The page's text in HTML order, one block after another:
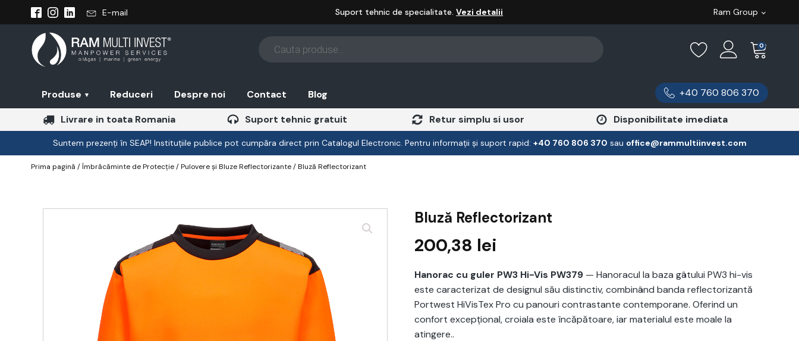
E-mail Suport tehnic de specialitate.Vezi detalii Ram Group
Products
search
0
Produse ▾ Reduceri Despre noi Contact Blog +40 760 806 370
Livrare in toata Romania Suport tehnic gratuit Retur simplu si usor Disponibilitate imediata
Suntem prezenți în SEAP! Instituțiile publice pot cumpăra direct prin Catalogul Electronic. Pentru informații și suport rapid: ‪+40 760 806 370 ‬ sau office@rammultiinvest.com
Prima pagină /Îmbrăcăminte de Protecție/Pulovere și Bluze Reflectorizante/ Bluză Reflectorizant
Bluză Reflectorizant
200,38 lei
Hanorac cu guler PW3 Hi-Vis PW379 — Hanoracul la baza gâtului PW3 hi-vis
este caracterizat de designul său distinctiv, combinând banda reflectorizantă
Portwest HiVisTex Pro cu panouri contrastante contemporane. Oferind un
confort excepțional, croiala este încăpătoare, iar materialul este moale la
atingere..